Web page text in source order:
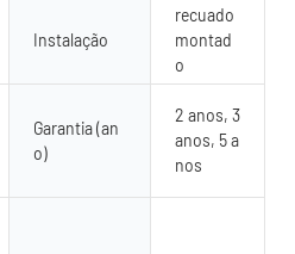
Instalação
recuado
montad
o
Garantia (an
o)
2 anos, 3
anos, 5 a
nos